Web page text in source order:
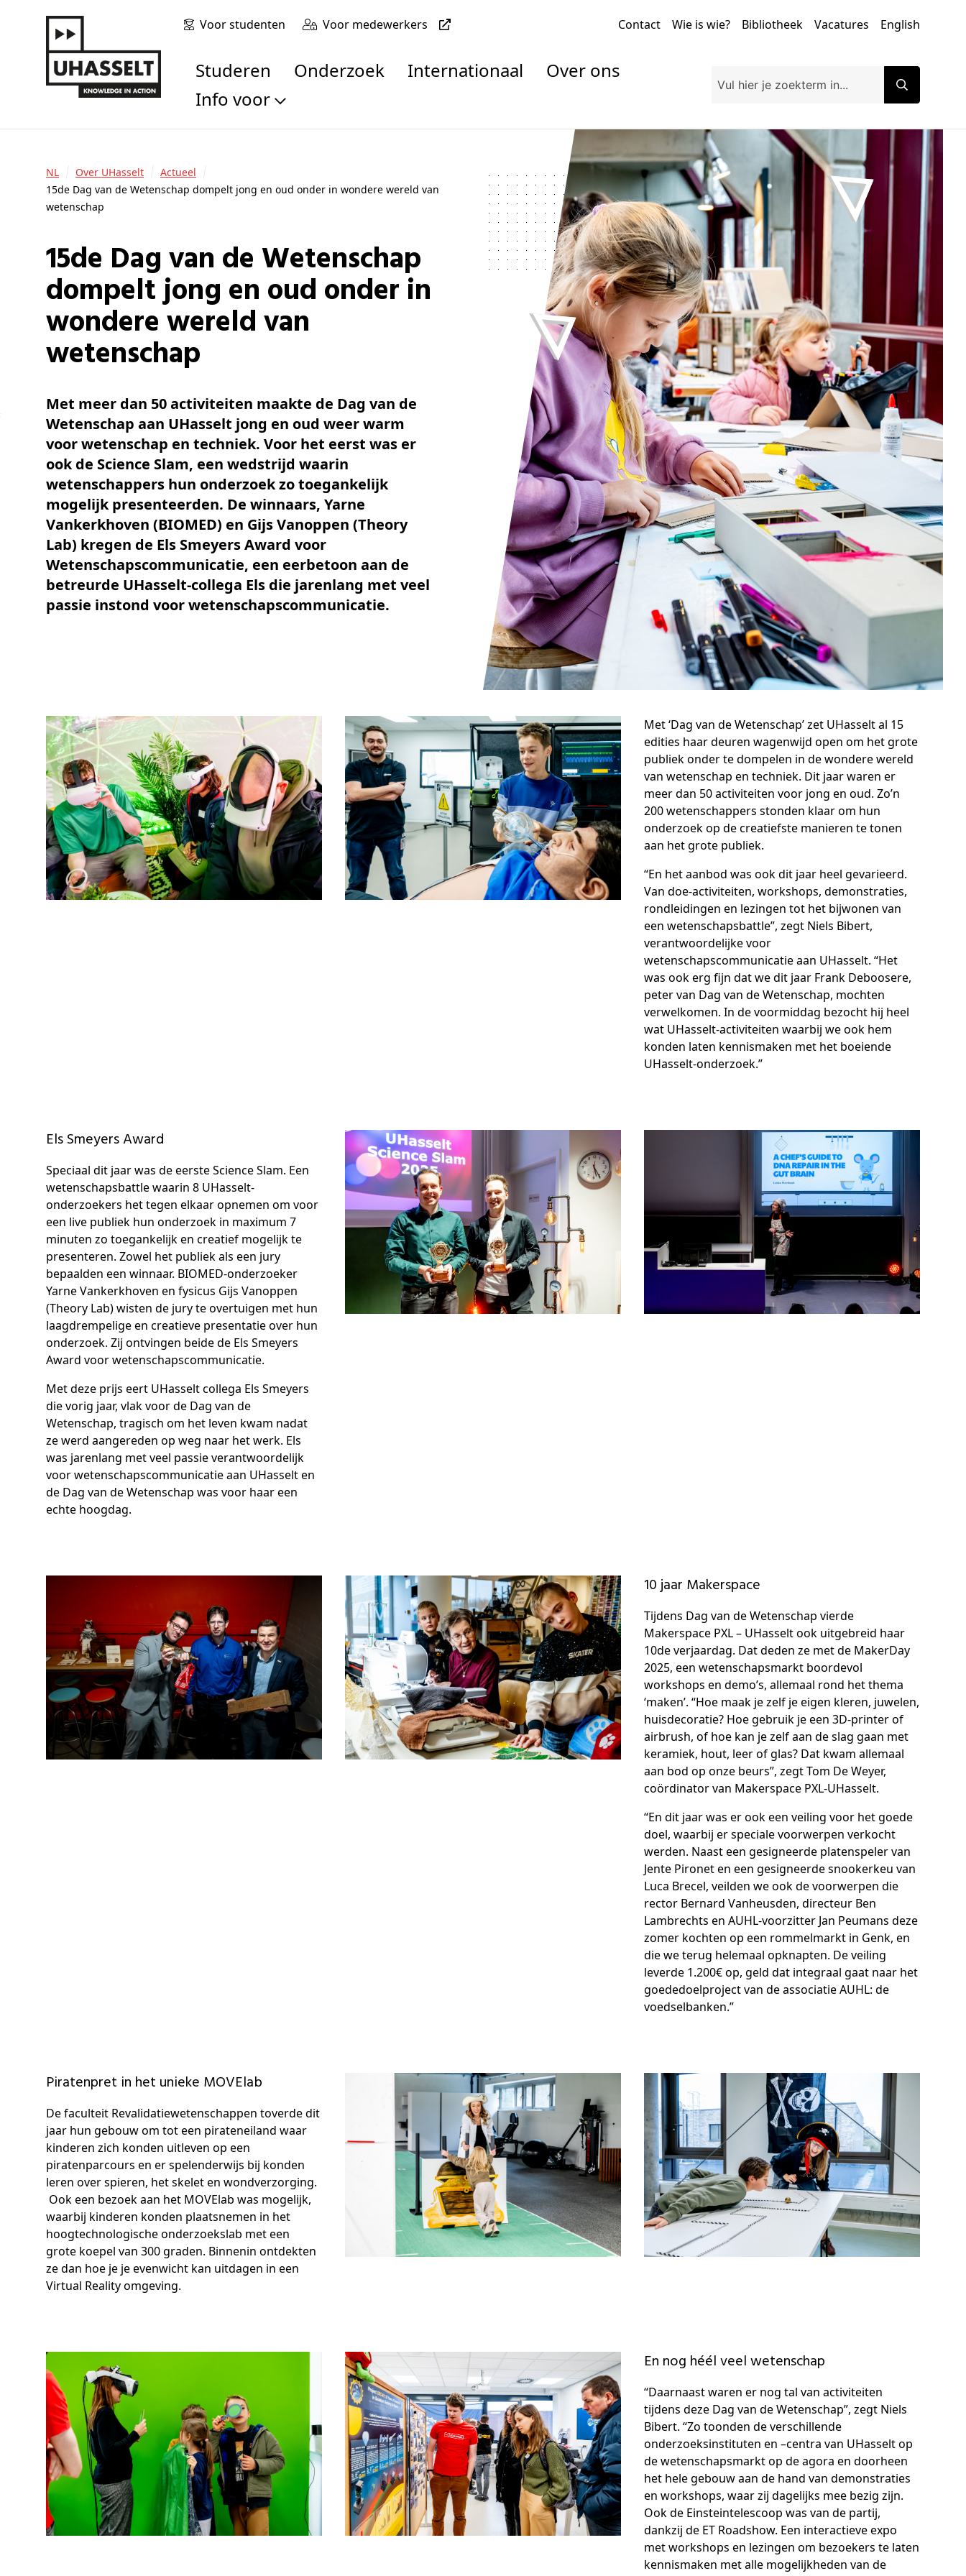
Voor studenten Voor medewerkers Contact Wie is wie? Bibliotheek Vacatures English
Studeren Onderzoek Internationaal
Over ons
Info voor
Toekomstige studenten
Alumni
Pers
Medewerkers
Sollicitanten
Schenkers
NL Over UHasselt
Actueel
15de Dag van de Wetenschap dompelt jong en oud onder in wondere wereld van
wetenschap
15de Dag van de Wetenschap
dompelt jong en oud onder in
wondere wereld van
wetenschap
Met meer dan 50 activiteiten maakte de Dag van de
Wetenschap aan UHasselt jong en oud weer warm
voor wetenschap en techniek. Voor het eerst was er
ook de Science Slam, een wedstrijd waarin
wetenschappers hun onderzoek zo toegankelijk
mogelijk presenteerden. De winnaars, Yarne
Vankerkhoven (BIOMED) en Gijs Vanoppen (Theory
Lab) kregen de Els Smeyers Award voor
Wetenschapscommunicatie, een eerbetoon aan de
betreurde UHasselt-collega Els die jarenlang met veel
passie instond voor wetenschapscommunicatie.
Met ‘Dag van de Wetenschap’ zet UHasselt al 15
edities haar deuren wagenwijd open om het grote
publiek onder te dompelen in de wondere wereld
van wetenschap en techniek. Dit jaar waren er
meer dan 50 activiteiten voor jong en oud. Zo’n
200 wetenschappers stonden klaar om hun
onderzoek op de creatiefste manieren te tonen
aan het grote publiek.
“En het aanbod was ook dit jaar heel gevarieerd.
Van doe-activiteiten, workshops, demonstraties,
rondleidingen en lezingen tot het bijwonen van
een wetenschapsbattle”, zegt Niels Bibert,
verantwoordelijke voor
wetenschapscommunicatie aan UHasselt. “Het
was ook erg fijn dat we dit jaar Frank Deboosere,
peter van Dag van de Wetenschap, mochten
verwelkomen. In de voormiddag bezocht hij heel
wat UHasselt-activiteiten waarbij we ook hem
konden laten kennismaken met het boeiende
UHasselt-onderzoek.”
Els Smeyers Award
Speciaal dit jaar was de eerste Science Slam. Een
wetenschapsbattle waarin 8 UHasselt-
onderzoekers het tegen elkaar opnemen om voor
een live publiek hun onderzoek in maximum 7
minuten zo toegankelijk en creatief mogelijk te
presenteren. Zowel het publiek als een jury
bepaalden een winnaar. BIOMED-onderzoeker
Yarne Vankerkhoven en fysicus Gijs Vanoppen
(Theory Lab) wisten de jury te overtuigen met hun
laagdrempelige en creatieve presentatie over hun
onderzoek. Zij ontvingen beide de Els Smeyers
Award voor wetenschapscommunicatie.
Met deze prijs eert UHasselt collega Els Smeyers
die vorig jaar, vlak voor de Dag van de
Wetenschap, tragisch om het leven kwam nadat
ze werd aangereden op weg naar het werk. Els
was jarenlang met veel passie verantwoordelijk
voor wetenschapscommunicatie aan UHasselt en
de Dag van de Wetenschap was voor haar een
echte hoogdag.
10 jaar Makerspace
Tijdens Dag van de Wetenschap vierde
Makerspace PXL – UHasselt ook uitgebreid haar
10de verjaardag. Dat deden ze met de MakerDay
2025, een wetenschapsmarkt boordevol
workshops en demo’s, allemaal rond het thema
‘maken’. “Hoe maak je zelf je eigen kleren, juwelen,
huisdecoratie? Hoe gebruik je een 3D-printer of
airbrush, of hoe kan je zelf aan de slag gaan met
keramiek, hout, leer of glas? Dat kwam allemaal
aan bod op onze beurs”, zegt Tom De Weyer,
coördinator van Makerspace PXL-UHasselt.
“En dit jaar was er ook een veiling voor het goede
doel, waarbij er speciale voorwerpen verkocht
werden. Naast een gesigneerde platenspeler van
Jente Pironet en een gesigneerde snookerkeu van
Luca Brecel, veilden we ook de voorwerpen die
rector Bernard Vanheusden, directeur Ben
Lambrechts en AUHL-voorzitter Jan Peumans deze
zomer kochten op een rommelmarkt in Genk, en
die we terug helemaal opknapten. De veiling
leverde 1.200€ op, geld dat integraal gaat naar het
goededoelproject van de associatie AUHL: de
voedselbanken.”
Piratenpret in het unieke MOVElab
De faculteit Revalidatiewetenschappen toverde dit
jaar hun gebouw om tot een pirateneiland waar
kinderen zich konden uitleven op een
piratenparcours en er spelenderwijs bij konden
leren over spieren, het skelet en wondverzorging.
Ook een bezoek aan het MOVElab was mogelijk,
waarbij kinderen konden plaatsnemen in het
hoogtechnologische onderzoekslab met een
grote koepel van 300 graden. Binnenin ontdekten
ze dan hoe je je evenwicht kan uitdagen in een
Virtual Reality omgeving.
En nog héél veel wetenschap
“Daarnaast waren er nog tal van activiteiten
tijdens deze Dag van de Wetenschap”, zegt Niels
Bibert. “Zo toonden de verschillende
onderzoeksinstituten en –centra van UHasselt op
de wetenschapsmarkt op de agora en doorheen
het hele gebouw aan de hand van demonstraties
en workshops, waar zij dagelijks mee bezig zijn.
Ook de Einsteintelescoop was van de partij,
dankzij de ET Roadshow. Een interactieve expo
met workshops en lezingen om bezoekers te laten
kennismaken met alle mogelijkheden van de